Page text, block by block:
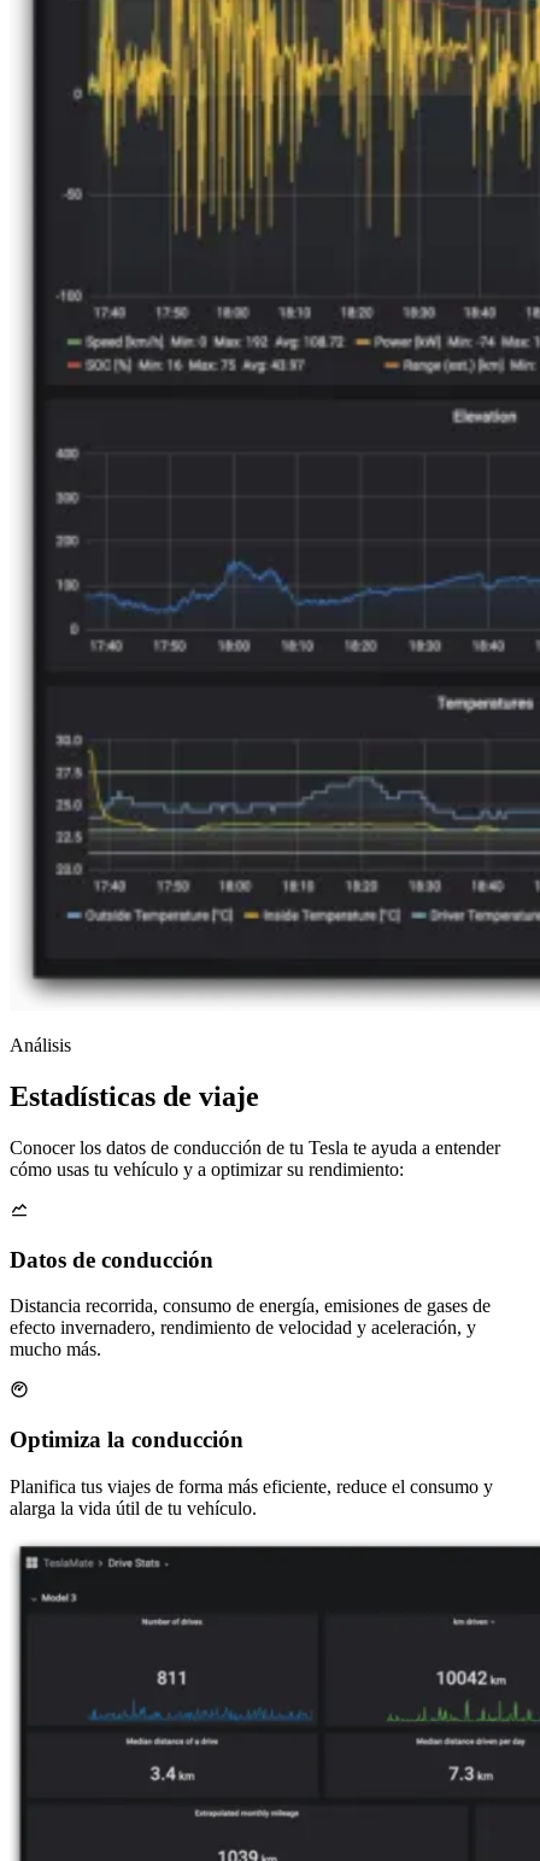
Análisis
Estadísticas de viaje
Conocer los datos de conducción de tu Tesla te ayuda a entender
cómo usas tu vehículo y a optimizar su rendimiento:
Datos de conducción
Distancia recorrida, consumo de energía, emisiones de gases de
efecto invernadero, rendimiento de velocidad y aceleración, y
mucho más.
Optimiza la conducción
Planifica tus viajes de forma más eficiente, reduce el consumo y
alarga la vida útil de tu vehículo.